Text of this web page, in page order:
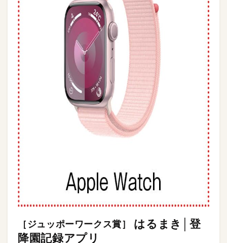
［ジュッポーワークス賞］ はるまき│登
降園記録アプリ